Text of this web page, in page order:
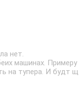
нет.
машинах. Примеру
на тупера. И будт щ